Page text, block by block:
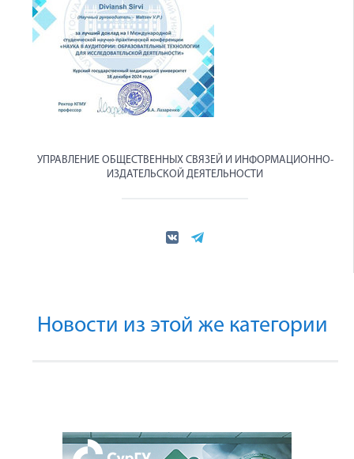
УПРАВЛЕНИЕ ОБЩЕСТВЕННЫХ СВЯЗЕЙ И ИНФОРМАЦИОННО-
ИЗДАТЕЛЬСКОЙ ДЕЯТЕЛЬНОСТИ
Новости из этой же категории